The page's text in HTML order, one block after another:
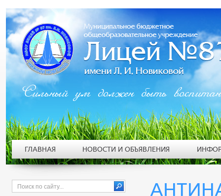
Сильный ум должен быть
ГЛАВНАЯ НОВОСТИ И ОБЪЯВЛЕНИЯ